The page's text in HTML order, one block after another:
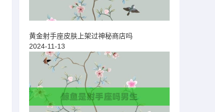
黄金射手座皮肤上架过神秘商店吗
2024-11-13